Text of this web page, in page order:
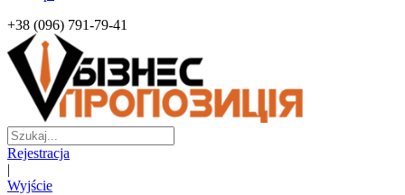
+38 (096) 791-79-41
Rejestracja
|
Wyjście